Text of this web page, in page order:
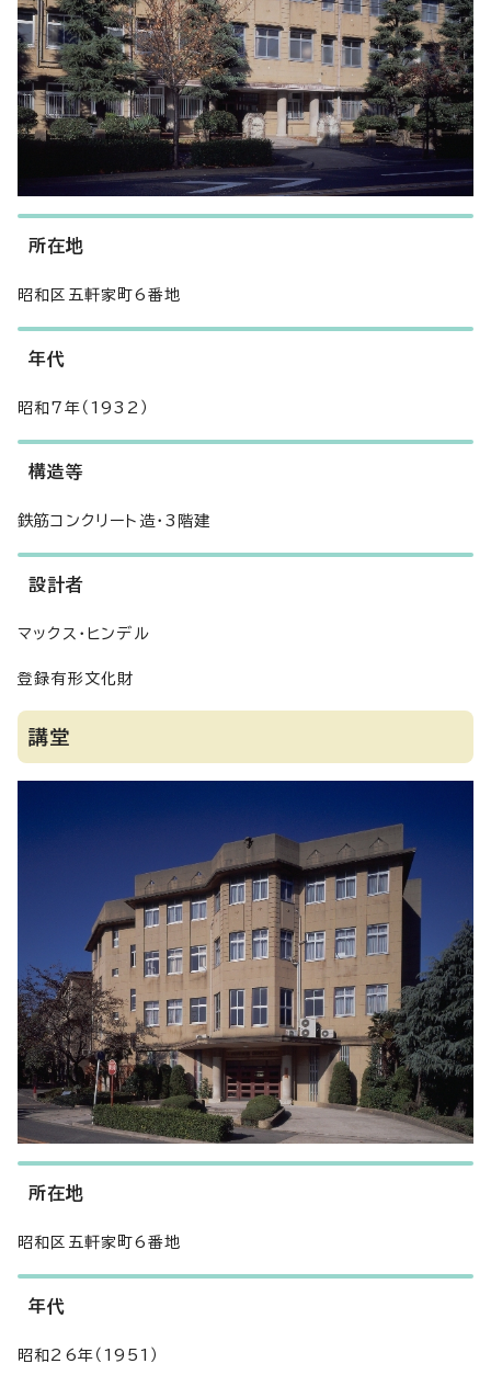
所在地
昭和区五軒家町6番地
年代
昭和7年（1932）
構造等
鉄筋コンクリート造・3階建
設計者
マックス・ヒンデル
登録有形文化財
講堂
所在地
昭和区五軒家町6番地
年代
昭和26年（1951）